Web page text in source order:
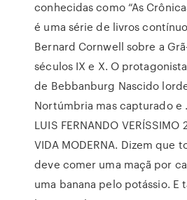
conhecidas como “As
é uma série de livros
Bernard Cornwell sobre a
séculos IX e X. O
de Bebbanburg Nascido
Nortúmbria mas capturado e
LUIS FERNANDO VERÍSSIMO
VIDA MODERNA. Dizem que
deve comer uma maçã por
uma banana pelo potássio. E